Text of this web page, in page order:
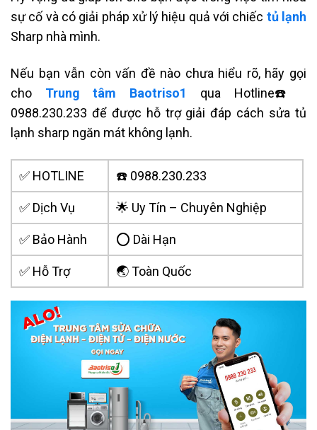
sự cố và có giải pháp xử lý hiệu quả với chiếc tủ lạnh
Sharp nhà mình.
Nếu bạn vẫn còn vấn đề nào chưa hiểu rõ, hãy gọi
cho Trung tâm Baotriso1 qua Hotline☎️
0988.230.233 để được hỗ trợ giải đáp cách sửa tủ
lạnh sharp ngăn mát không lạnh.
✅ HOTLINE ☎️ 0988.230.233
✅ Dịch Vụ 🌟 Uy Tín – Chuyên Nghiệp
✅ Bảo Hành ⭕ Dài Hạn
✅ Hỗ Trợ 🌏 Toàn Quốc